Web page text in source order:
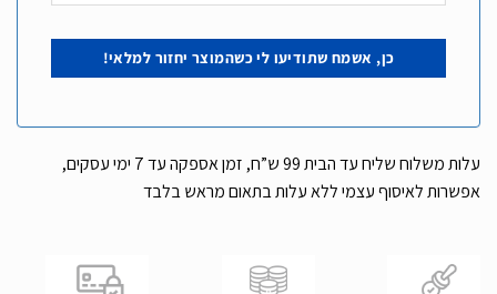
עלות משלוח שליח עד הבית 99 ש”ח, זמן אספקה עד 7 ימי עסקים,
אפשרות לאיסוף עצמי ללא עלות בתאום מראש בלבד